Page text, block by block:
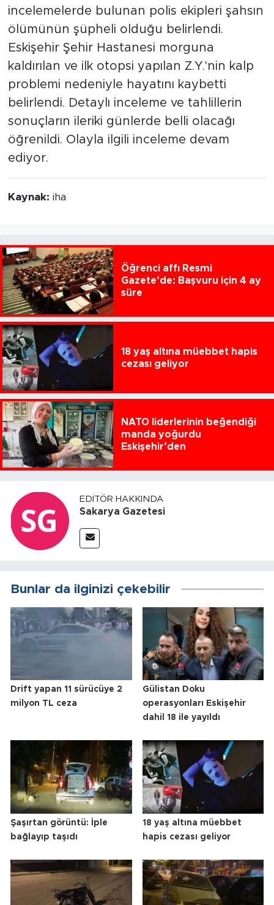
incelemelerde bulunan polis ekipleri şahsın
ölümünün şüpheli olduğu belirlendi.
Eskişehir Şehir Hastanesi morguna
kaldırılan ve ilk otopsi yapılan Z.Y.'nin kalp
problemi nedeniyle hayatını kaybetti
belirlendi. Detaylı inceleme ve tahlillerin
sonuçların ileriki günlerde belli olacağı
öğrenildi. Olayla ilgili inceleme devam
ediyor.
Kaynak: iha
Öğrenci affı Resmi
Gazete’de: Başvuru için 4 ay
süre
18 yaş altına müebbet hapis
cezası geliyor
NATO liderlerinin beğendiği
manda yoğurdu
Eskişehir’den
EDITÖR HAKKINDA
Sakarya Gazetesi
Bunlar da ilginizi çekebilir
Drift yapan 11 sürücüye 2
milyon TL ceza
Gülistan Doku
operasyonları Eskişehir
dahil 18 ile yayıldı
Şaşırtan görüntü: İple
bağlayıp taşıdı
18 yaş altına müebbet
hapis cezası geliyor